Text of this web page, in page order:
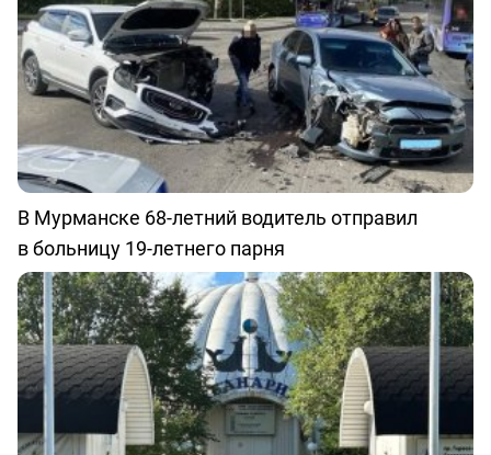
В Мурманске 68-летний водитель отправил
в больницу 19-летнего парня